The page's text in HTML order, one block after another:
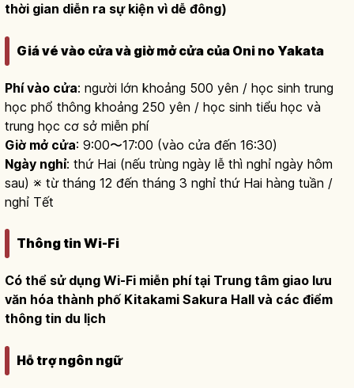
thời gian diễn ra sự kiện vì dễ đông)
Giá vé vào cửa và giờ mở cửa của Oni no Yakata
Phí vào cửa: người lớn khoảng 500 yên / học sinh trung
học phổ thông khoảng 250 yên / học sinh tiểu học và
trung học cơ sở miễn phí
Giờ mở cửa: 9:00〜17:00 (vào cửa đến 16:30)
Ngày nghỉ: thứ Hai (nếu trùng ngày lễ thì nghỉ ngày hôm
sau) ※ từ tháng 12 đến tháng 3 nghỉ thứ Hai hàng tuần /
nghỉ Tết
Thông tin Wi-Fi
Có thể sử dụng Wi-Fi miễn phí tại Trung tâm giao lưu
văn hóa thành phố Kitakami Sakura Hall và các điểm
thông tin du lịch
Hỗ trợ ngôn ngữ